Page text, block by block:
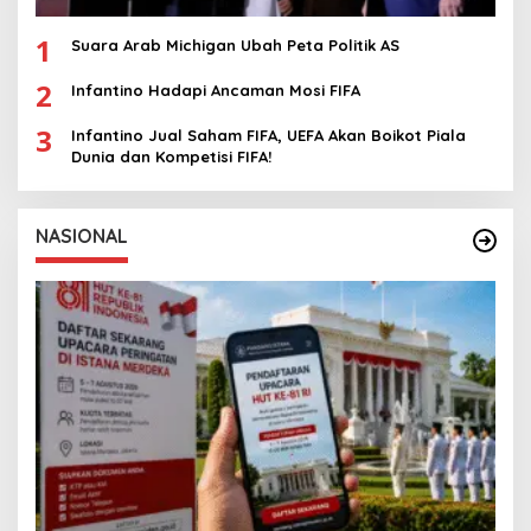
1 Suara Arab Michigan Ubah Peta Politik AS
2 Infantino Hadapi Ancaman Mosi FIFA
3
Infantino Jual Saham FIFA, UEFA Akan Boikot Piala
Dunia dan Kompetisi FIFA!
NASIONAL